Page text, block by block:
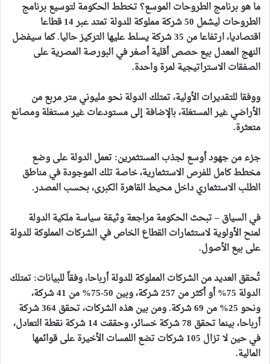
ما هو برنامج الطروحات الموسع؟ تخطط الحكومة لتوسيع برنامج
الطروحات ليشمل 50 شركة مملوكة للدولة تمتد عبر 14 قطاعا
اقتصاديا، ارتفاعا من 35 شركة يسلط عليها التركيز حاليا. كما سيفضل
النهج المعدل بيع حصص أقلية أصغر في البورصة المصرية على
الصفقات الاستراتيجية لمرة واحدة.
ووفقا للتقديرات الأولية، تمتلك الدولة نحو مليوني متر مربع من
الأراضي غير المستغلة، بالإضافة إلى مستودعات غير مستغلة ومصانع
متعثرة.
جزء من جهود أوسع لجذب المستثمرين: تعمل الدولة على وضع
مخطط كامل للفرص الاستثمارية، خاصة تلك الموجودة في مناطق
الطلب الاستثماري داخل محيط القاهرة الكبرى، بحسب المصدر.
في السياق – تبحث الحكومة مراجعة وثيقة سياسة ملكية الدولة
لمنح الأولوية لاستثمارات القطاع الخاص في الشركات المملوكة للدولة
على بيع الأصول.
تُحقق العديد من الشركات المملوكة للدولة أرباحا، وفقاً للبيانات: تمتلك
الدولة 75% أو أكثر من 257 شركة، وبين 50-75% من 41 شركة،
ونحو 25% من 69 شركة. ومن بين هذه الشركات، تحقق 364 شركة
أرباحا، بينما تحقق 78 شركة خسائر، وحققت 14 شركة نقطة التعادل،
في حين لا تزال 105 شركات تضع اللمسات الأخيرة على قوائمها
المالية.